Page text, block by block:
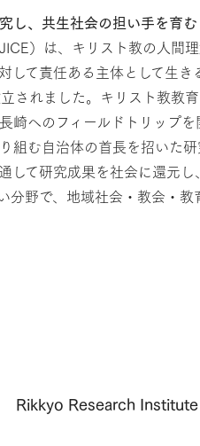
し、共生社会の担い手を育む
）は、キリスト教の人間
して責任ある主体として生き
されました。キリスト教教
崎へのフィールドトリップ
組む自治体の首長を招いた
して研究成果を社会に還元
分野で、地域社会・教会・
Rikkyo Research